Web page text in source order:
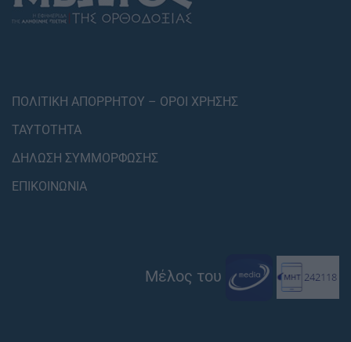
ΠΟΛΙΤΙΚΗ ΑΠΟΡΡΗΤΟΥ – ΟΡΟΙ ΧΡΗΣΗΣ
ΤΑΥΤΟΤΗΤΑ
ΔΗΛΩΣΗ ΣΥΜΜΟΡΦΩΣΗΣ
ΕΠΙΚΟΙΝΩΝΙΑ
Μέλος του